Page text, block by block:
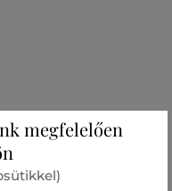
megfelelően